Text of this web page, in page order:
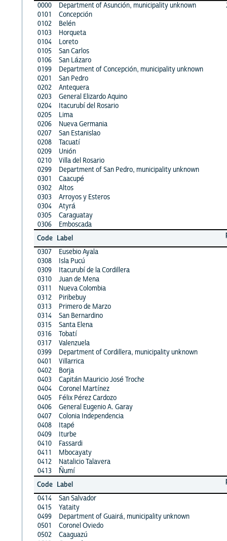
0000
Department of Asunción, municipality unknown
0101
Concepción
0102
Belén
0103
Horqueta
0104
Loreto
0105
San Carlos
0106
San Lázaro
0199
Department of Concepción, municipality unknown
0201
San Pedro
0202
Antequera
0203
General Elizardo Aquino
0204
Itacurubí del Rosario
0205
Lima
0206
Nueva Germania
0207
San Estanislao
0208
Tacuatí
0209
Unión
0210
Villa del Rosario
0299
Department of San Pedro, municipality unknown
0301
Caacupé
0302
Altos
0303
Arroyos y Esteros
0304
Atyrá
0305
Caraguatay
0306
Emboscada
Code Label
0307
Eusebio Ayala
0308
Isla Pucú
0309
Itacurubí de la Cordillera
0310
Juan de Mena
0311
Nueva Colombia
0312
Piribebuy
0313
Primero de Marzo
0314
San Bernardino
0315
Santa Elena
0316
Tobatí
0317
Valenzuela
0399
Department of Cordillera, municipality unknown
0401
Villarrica
0402
Borja
0403
Capitán Mauricio José Troche
0404
Coronel Martínez
0405
Félix Pérez Cardozo
0406
General Eugenio A. Garay
0407
Colonia Independencia
0408
Itapé
0409
Iturbe
0410
Fassardi
0411
Mbocayaty
0412
Natalicio Talavera
0413
Ñumí
Code Label
0414
San Salvador
0415
Yataity
0499
Department of Guairá, municipality unknown
0501
Coronel Oviedo
0502
Caaguazú